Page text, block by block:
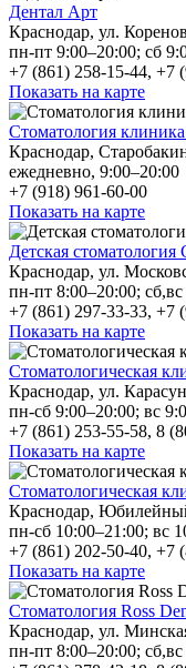
Дентал Арт
Краснодар, ул.
пн-пт 9:00–20:00; сб
+7 (861) 258-15-44, +7
Показать на карте
Стоматология
Краснодар,
ежедневно, 9:00–20:00
+7 (918) 961-60-00
Показать на карте
Детская
Краснодар, ул.
пн-пт 8:00–20:00;
+7 (861) 297-33-33, +7
Показать на карте
Стоматологическая
Краснодар, ул.
пн-сб 9:00–20:00; вс
+7 (861) 253-55-58, 8
Показать на карте
Стоматологическая
Краснодар,
пн-сб 10:00–21:00; вс
+7 (861) 202-50-40, +7
Показать на карте
Стоматология Ross
Краснодар, ул.
пн-пт 8:00–20:00;